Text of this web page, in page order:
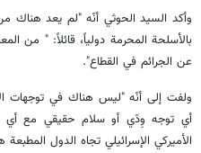
وأكد السيد الحوثي أنّه "لم يعد
بالأسلحة المحرمة دولياً، قائلاً: " من
عن الجرائم في القطاع".
ولفت إلى أنّه "ليس هناك في توجهات
أي توجه وِدّي أو سلام حقيقي مع أي
الأميركي الإسرائيلي تجاه الدول